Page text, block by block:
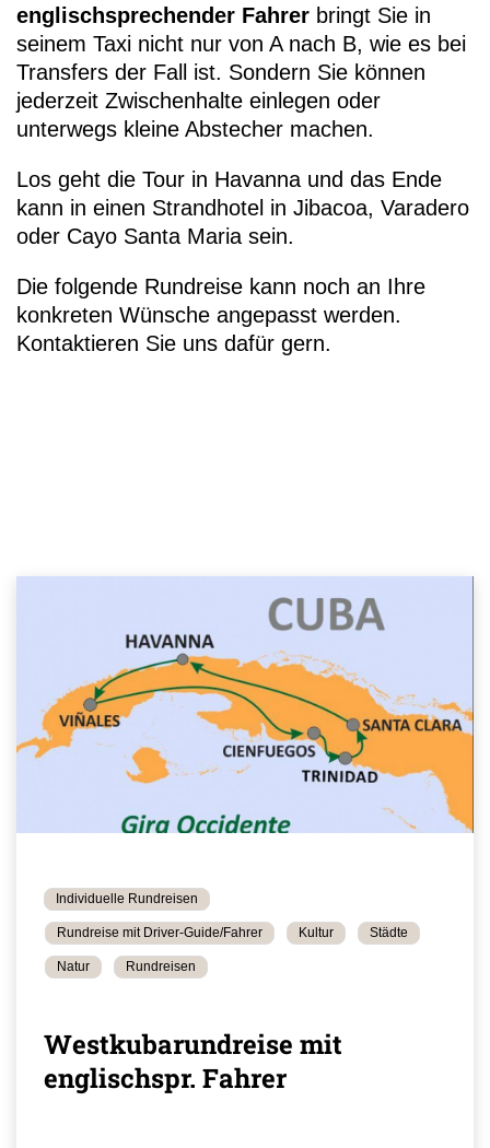
englischsprechender Fahrer bringt Sie in
seinem Taxi nicht nur von A nach B, wie es bei
Transfers der Fall ist. Sondern Sie können
jederzeit Zwischenhalte einlegen oder
unterwegs kleine Abstecher machen.
Los geht die Tour in Havanna und das Ende
kann in einen Strandhotel in Jibacoa, Varadero
oder Cayo Santa Maria sein.
Die folgende Rundreise kann noch an Ihre
konkreten Wünsche angepasst werden.
Kontaktieren Sie uns dafür gern.
Individuelle Rundreisen
Rundreise mit Driver-Guide/Fahrer Kultur Städte
Natur Rundreisen
Westkubarundreise mit
englischspr. Fahrer